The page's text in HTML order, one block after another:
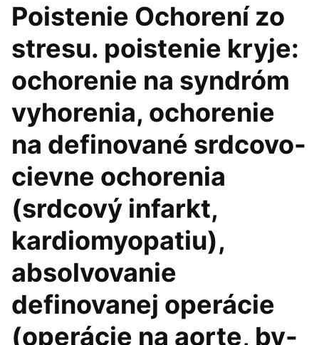
Poistenie Ochorení zo
stresu. poistenie kryje:
ochorenie na syndróm
vyhorenia, ochorenie
na definované srdcovo-
cievne ochorenia
(srdcový infarkt,
kardiomyopatiu),
absolvovanie
definovanej operácie
(operácie na aorte, by-